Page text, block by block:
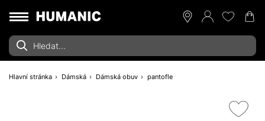
Hlavní stránka Dámská Dámská obuv pantofle